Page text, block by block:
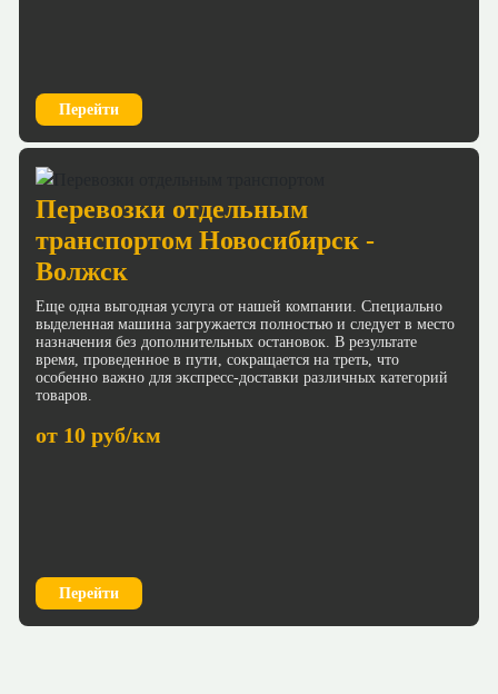
Перейти
Перевозки отдельным
транспортом Новосибирск -
Волжск
Еще одна выгодная услуга от нашей компании. Специально
выделенная машина загружается полностью и следует в место
назначения без дополнительных остановок. В результате
время, проведенное в пути, сокращается на треть, что
особенно важно для экспресс-доставки различных категорий
товаров.
от 10 руб/км
Перейти